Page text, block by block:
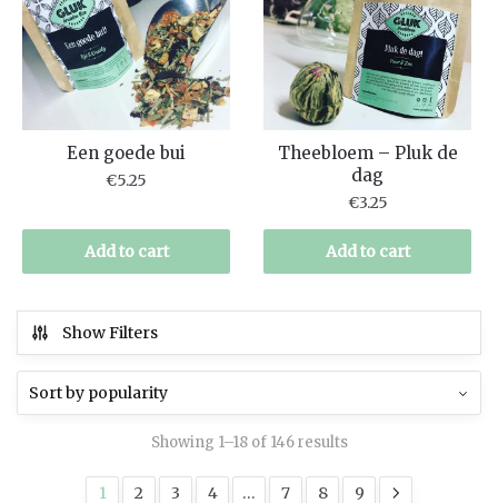
Een goede bui
€5.25
Add to cart
Theebloem – Pluk de
dag
€3.25
Add to cart
Show Filters
Showing 1–18 of 146 results
1 2 3 4 … 7 8 9